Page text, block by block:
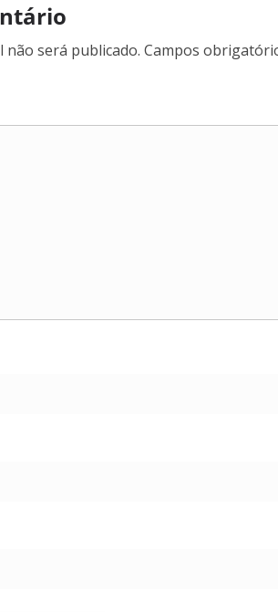
não será publicado. Campos